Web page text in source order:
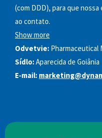
(com DDD), para que
ao contato.
Show more
Odvetvie: Pharmaceutical
Sídlo:Aparecida de Goiânia
E‑mail: